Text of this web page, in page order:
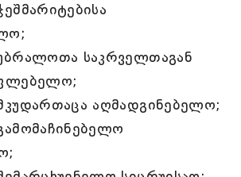
საკრველთაგან
აღმადგინებელო;